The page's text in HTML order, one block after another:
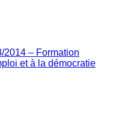
2014 – Formation
et à la démocratie